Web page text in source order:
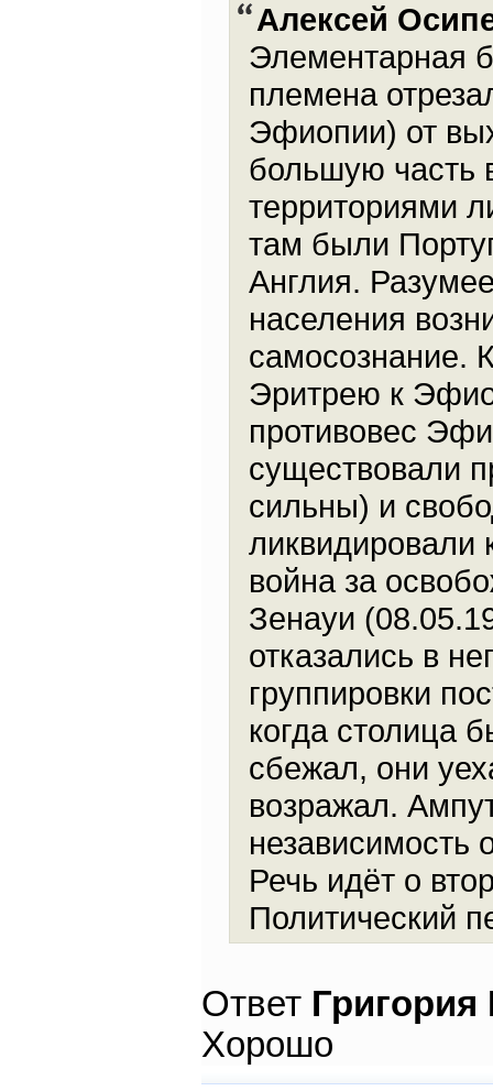
Алексей
Элементарная
племена
Эфиопии) от
большую часть
территориями
там были
Англия.
населения
самосознание.
Эритрею к
противовес
существовали
сильны) и
ликвидировали
война за
Зенауи
отказались в
группировки
когда столица
сбежал, они
возражал.
Речь идёт о
Политический
Ответ
Хорошо